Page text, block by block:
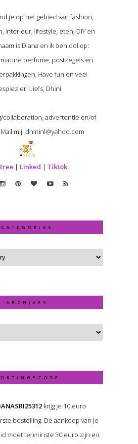
je op het gebied van fashion,
interieur, lifestyle, eten, DIY en
is Diana en ik ben dol op:
perfume, postzegels en
Have fun en veel
Liefs, Dhini
collaboration, advertentie en/of
mij! dhininl@yahoo.com
| Linked | Tiktok
CATEGORIES
ARCHIVES
krijg je 10 euro
bestelling. De aankoop van je
moet tenminste 30 euro zijn en